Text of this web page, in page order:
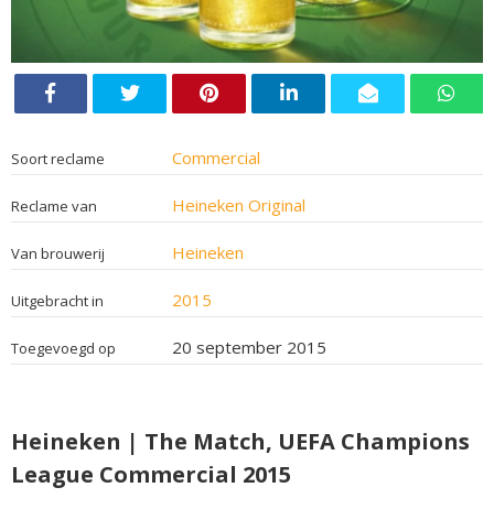
Soort reclame Commercial
Reclame van Heineken Original
Van brouwerij Heineken
Uitgebracht in 2015
Toegevoegd op 20 september 2015
Heineken | The Match, UEFA Champions
League Commercial 2015